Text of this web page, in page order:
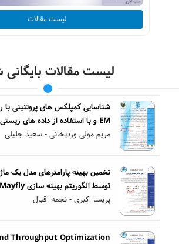
لیست مقالات
لیست مقالات
EM و با استفاده از داده ‎های زیستی
مریم مولی وردیخانی - سعید جلیلی
تخمین بهینه پارامترهای مدل یک
توسط الگوریتم بهینه سازی Mayfly
پریسا اکبری - نجمه اقبال
Throughput Optimization